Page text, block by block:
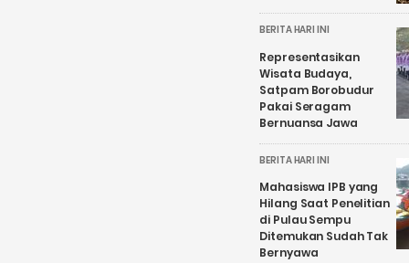
BERITA HARI INI
Representasikan
Wisata Budaya,
Satpam Borobudur
Pakai Seragam
Bernuansa Jawa
BERITA HARI INI
Mahasiswa IPB yang
Hilang Saat Penelitian
di Pulau Sempu
Ditemukan Sudah Tak
Bernyawa